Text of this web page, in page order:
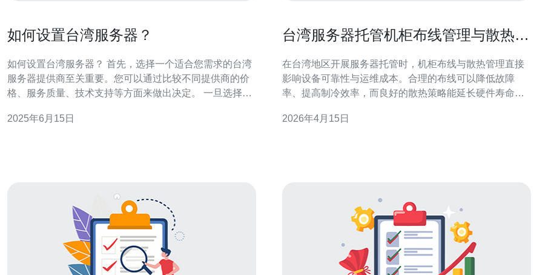
如何设置台湾服务器？
如何设置台湾服务器？ 首先，选择一个适合您需求的台湾
服务器提供商至关重要。您可以通过比较不同提供商的价
格、服务质量、技术支持等方面来做出决定。 一旦选择了
可以选择不同配置的服务器，根据自己的需求和预算来进
2025年6月15日
台湾服务器托管机柜布线管理与散热优
在台湾地区开展服务器托管时，机柜布线与散热管理直接
影响设备可靠性与运维成本。合理的布线可以降低故障
率、提高制冷效率，而良好的散热策略能延长硬件寿命并
段就开始：按功能分区（网络、存储、电源）并采用标识
2026年4月15日